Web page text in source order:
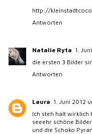
http://
Antworten
Natalie Ryta 1.
die ersten 3 Bilder
Antworten
Laura 1. Juni 2012
Ich steh halt wirklich
seeehr schöne
und die Schoko